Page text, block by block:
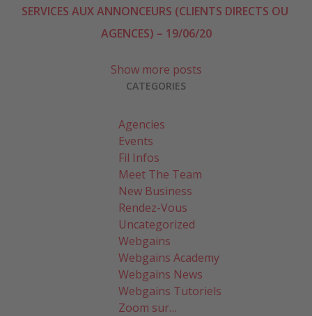
SERVICES AUX ANNONCEURS (CLIENTS DIRECTS OU
AGENCES) – 19/06/20
Show more posts
CATEGORIES
Agencies
Events
Fil Infos
Meet The Team
New Business
Rendez-Vous
Uncategorized
Webgains
Webgains Academy
Webgains News
Webgains Tutoriels
Zoom sur…